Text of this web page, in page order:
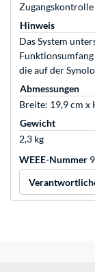
Hinweis
Das System
die auf der
Abmessungen
Breite: 19,9 cm x
Gewicht
2,3 kg
WEEE-Nummer